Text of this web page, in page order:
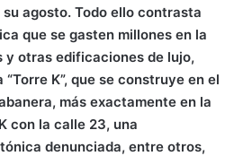
agosto. Todo ello contrasta
que se gasten millones en la
otras edificaciones de lujo,
K”, que se construye en el
más exactamente en la
con la calle 23, una
denunciada, entre otros,